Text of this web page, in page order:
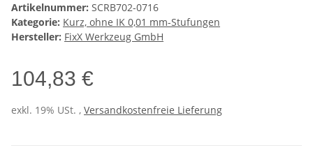
Artikelnummer: SCRB702-0716
Kategorie: Kurz, ohne IK 0,01 mm-Stufungen
Hersteller: FixX Werkzeug GmbH
104,83 €
exkl. 19% USt. , Versandkostenfreie Lieferung